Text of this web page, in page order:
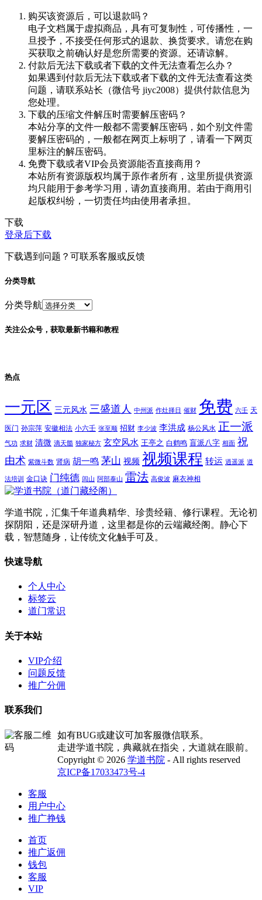
购买该资源后，可以退款吗？
电子文档属于虚拟商品，具有可复制性，可传播性，一
旦授予，不接受任何形式的退款、换货要求。请您在购
买获取之前确认好是您所需要的资源。还请谅解。
付款后无法下载或者下载的文件无法查看怎么办？
如果遇到付款后无法下载或者下载的文件无法查看这类
问题，请联系站长（微信号 jiyc2008）提供付款信息为
您处理。
下载的压缩文件解压时需要解压密码？
本站分享的文件一般都不需要解压密码，如个别文件需
要解压密码的，一般都在网页上标明了，请看一下网页
里标注的解压密码。
免费下载或者VIP会员资源能否直接商用？
本站所有资源版权均属于原作者所有，这里所提供资源
均只能用于参考学习用，请勿直接商用。若由于商用引
起版权纠纷，一切责任均由使用者承担。
下载
登录后下载
下载遇到问题？可联系客服或反馈
分类导航
分类导航
关注公众号，获取最新书籍和教程
热点
一元区 三元风水 三盛道人 中州派 作灶择日 催财 免费 六壬 天
医门 孙宗萍 安徽相法 小六壬 张至顺 招财 李少波 李洪成 杨公风水 正一派
气功 求财 清微 滴天髓 独家秘方 玄空风水 王亭之 白鹤鸣 盲派八字 相面 祝
由术 紫微斗数 肾病 胡一鸣 茅山 视频 视频课程 转运 逍遥派 道
法培训 金口诀 门纯德 闾山 阿部泰山 雷法 高俊波 麻衣神相
学道书院，汇集千年道典精华、珍贵经籍、修行课程。无论初
探阴阳，还是深研丹道，这里都是你的云端藏经阁。静心下
载，智慧随身，让传统文化触手可及。
快速导航
个人中心
标签云
道门常识
关于本站
VIP介绍
问题反馈
推广分佣
联系我们
如有BUG或建议可加客服微信联系。
走进学道书院，典藏就在指尖，大道就在眼前。
Copyright © 2026 学道书院 - All rights reserved
京ICP备17033473号-4
客服
用户中心
推广挣钱
首页
推广返佣
钱包
客服
VIP